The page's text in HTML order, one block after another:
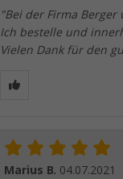
"Bei der Firma
Ich bestelle und
Vielen Dank für den
Marius B. 04.07.2021